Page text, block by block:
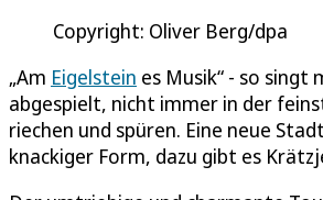
Copyright: Oliver Berg/dpa
„Am Eigelstein es Musik“ - so singt
abgespielt, nicht immer in der
riechen und spüren. Eine neue
knackiger Form, dazu gibt es